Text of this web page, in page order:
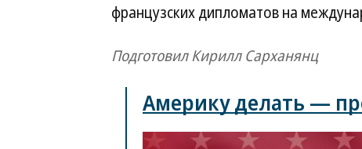
французских дипломатов на
Подготовил Кирилл Сарханянц
Америку делать —